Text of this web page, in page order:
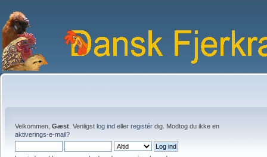
Velkommen, Gæst . Venligst log ind eller registér dig. Modtog du ikke en
aktiverings-e-mail?